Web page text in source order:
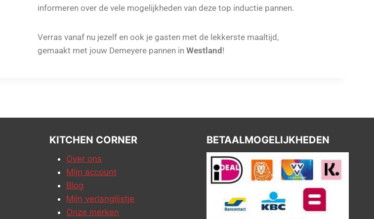
informeren over de vele mogelijkheden van deze top inductie pannen.
Verras vanaf nu jezelf en ook je gasten met de lekkerste maaltijd,
gemaakt met jouw Demeyere pannen in Westland!
KITCHEN CORNER
Over ons
Mijn account
Blog
Mijn verlanglijstje
Onze merken
BETAALMOGELIJKHEDEN